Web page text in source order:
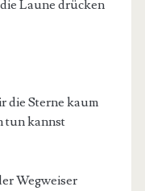
Laune drücken
die Sterne kaum
tun kannst
Wegweiser